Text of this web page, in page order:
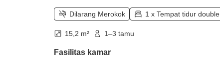
Dilarang Merokok 1 x Tempat tidur double
15,2 m² 1–3 tamu
Fasilitas kamar